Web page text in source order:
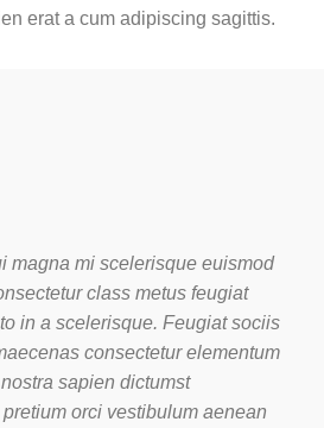
erat a cum adipiscing sagittis.
magna mi scelerisque euismod
class metus feugiat
in a scelerisque. Feugiat sociis
consectetur elementum
sapien dictumst
orci vestibulum aenean